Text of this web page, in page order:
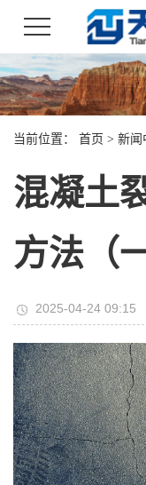
当前位置： 首页 > 新闻
混凝土
方法（
2025-04-24 09:15